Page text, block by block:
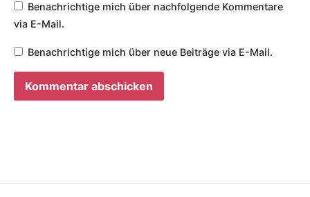
Benachrichtige mich über nachfolgende Kommentare
via E-Mail.
Benachrichtige mich über neue Beiträge via E-Mail.